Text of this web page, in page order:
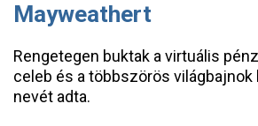
Mayweathert
Rengetegen buktak a virtuális
celeb és a többszörös világbajnok
nevét adta.